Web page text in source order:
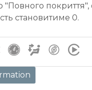
"Повного покриття",
становитиме 0.